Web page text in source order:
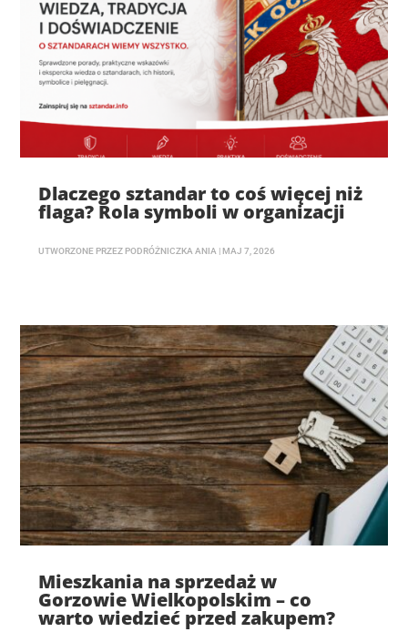
Dlaczego sztandar to coś więcej niż
flaga? Rola symboli w organizacji
UTWORZONE PRZEZ PODRÓŻNICZKA ANIA | MAJ 7, 2026
Mieszkania na sprzedaż w
Gorzowie Wielkopolskim – co
warto wiedzieć przed zakupem?